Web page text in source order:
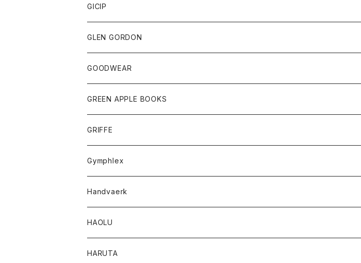
パーカー
グッズ
ネクタイ
チーフ
トップス
シャツ
タンクトップ
ボトム
ショートパンツ
スカート
レディース
スカート
Tシャツ
靴
サンダル
GICIP
トップス
Tシャツ
GLEN GORDON
グッズ
手袋
GOODWEAR
トップス
Tシャツ
GREEN APPLE BOOKS
GRIFFE
Gymphlex
アウター
カーディガン
コート
トップス
シャツ
レディース
Handvaerk
トップス
Tシャツ
HAOLU
HARUTA